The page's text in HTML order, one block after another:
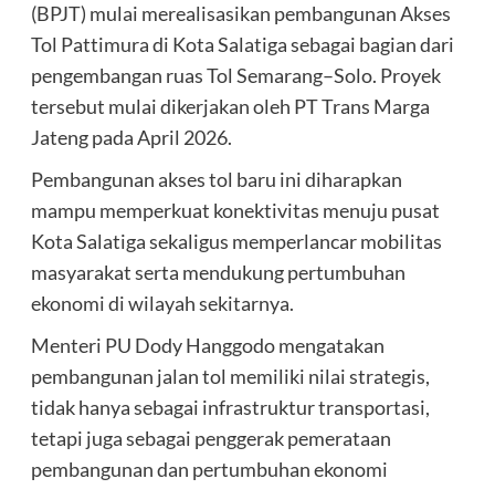
(BPJT) mulai merealisasikan pembangunan Akses
Tol Pattimura di Kota Salatiga sebagai bagian dari
pengembangan ruas Tol Semarang–Solo. Proyek
tersebut mulai dikerjakan oleh PT Trans Marga
Jateng pada April 2026.
Pembangunan akses tol baru ini diharapkan
mampu memperkuat konektivitas menuju pusat
Kota Salatiga sekaligus memperlancar mobilitas
masyarakat serta mendukung pertumbuhan
ekonomi di wilayah sekitarnya.
Menteri PU Dody Hanggodo mengatakan
pembangunan jalan tol memiliki nilai strategis,
tidak hanya sebagai infrastruktur transportasi,
tetapi juga sebagai penggerak pemerataan
pembangunan dan pertumbuhan ekonomi